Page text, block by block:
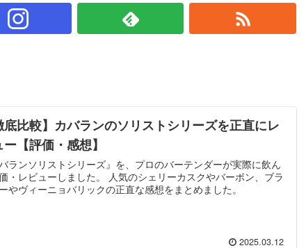
底比較】カバランのソリストシリーズを正直にレ
【評価・感想】
ランソリストシリーズ』を、プロのバーテンダーが実際に飲ん
・レビューしました。 人気のシェリーカスクやバーボン、ブラ
やヴィーニョバリックの正直な感想をまとめました。
2025.03.12